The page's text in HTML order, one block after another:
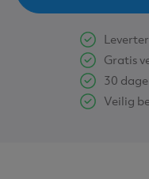
Gratis
30
Veilig